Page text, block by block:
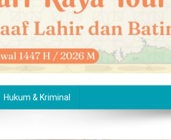
Hukum & Kriminal